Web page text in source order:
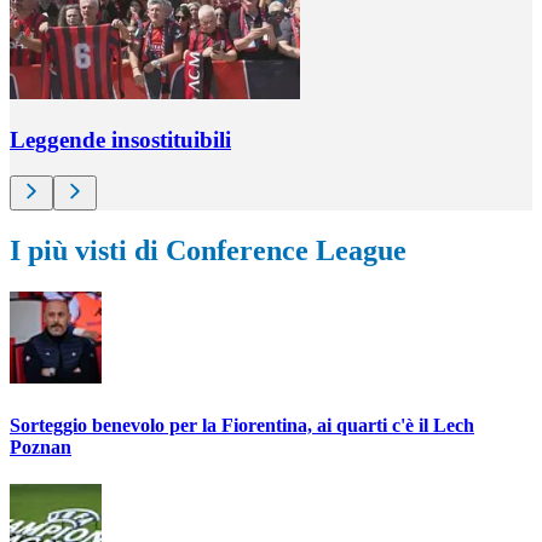
Leggende insostituibili
I più visti di Conference League
Sorteggio benevolo per la Fiorentina, ai quarti c'è il Lech
Poznan